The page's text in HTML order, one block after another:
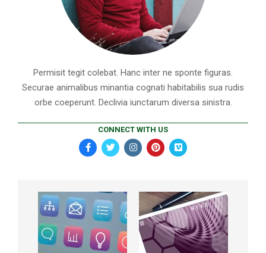
Permisit tegit colebat. Hanc inter ne sponte figuras.
Securae animalibus minantia cognati habitabilis sua rudis
orbe coeperunt. Declivia iunctarum diversa sinistra.
CONNECT WITH US